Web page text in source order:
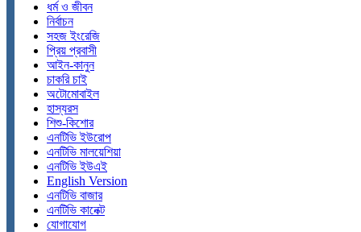
ধর্ম ও জীবন
নির্বাচন
সহজ ইংরেজি
প্রিয় প্রবাসী
আইন-কানুন
চাকরি চাই
অটোমোবাইল
হাস্যরস
শিশু-কিশোর
এনটিভি ইউরোপ
এনটিভি মালয়েশিয়া
এনটিভি ইউএই
English Version
এনটিভি বাজার
এনটিভি কানেক্ট
যোগাযোগ